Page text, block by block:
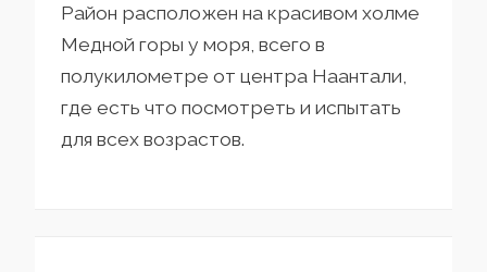
Район расположен на красивом холме
Медной горы у моря, всего в
полукилометре от центра Наантали,
где есть что посмотреть и испытать
для всех возрастов.